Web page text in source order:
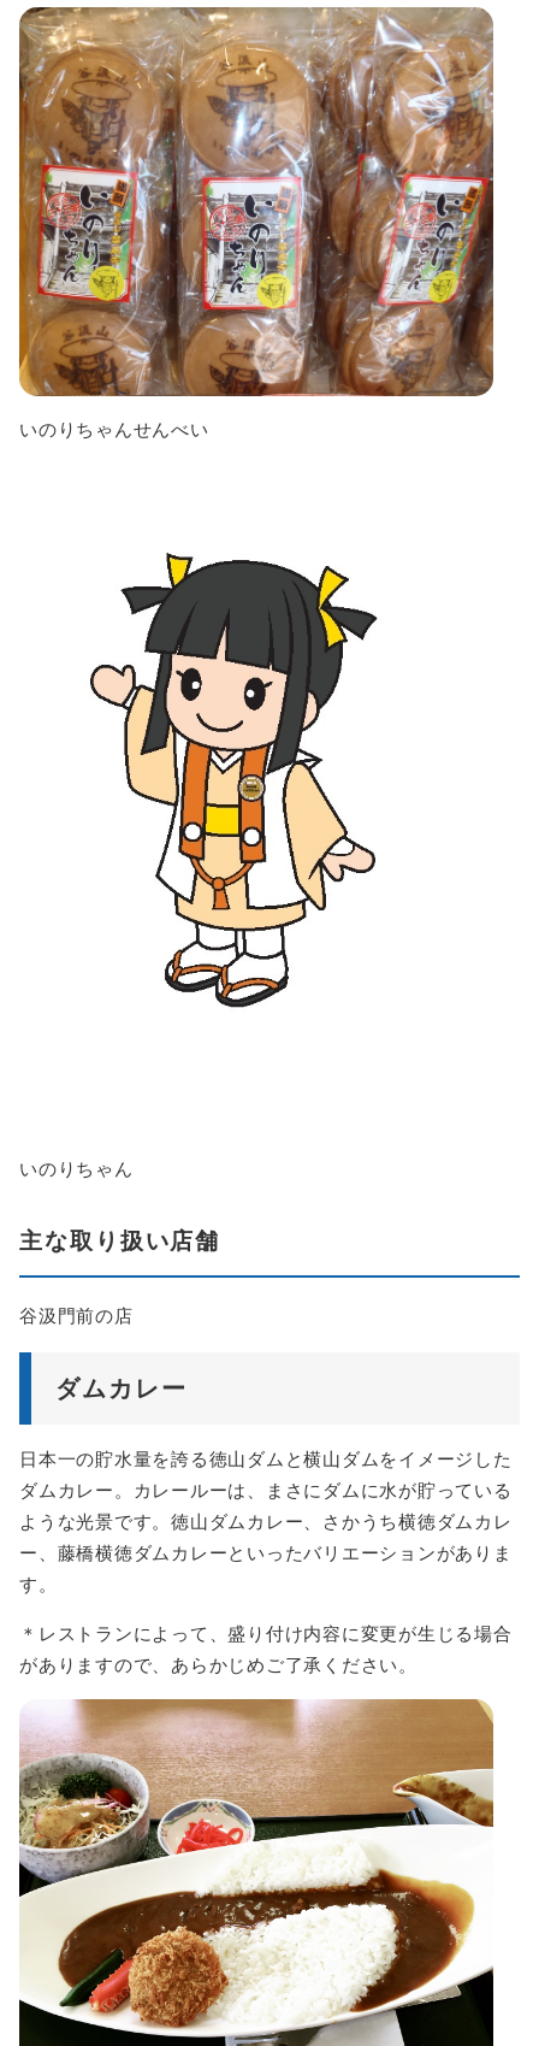
いのりちゃんせんべい
いのりちゃん
主な取り扱い店舗
谷汲門前の店
ダムカレー
日本一の貯水量を誇る徳山ダムと横山ダムをイメージした
ダムカレー。カレールーは、まさにダムに水が貯っている
ような光景です。徳山ダムカレー、さかうち横徳ダムカレ
ー、藤橋横徳ダムカレーといったバリエーションがありま
す。
＊レストランによって、盛り付け内容に変更が生じる場合
がありますので、あらかじめご了承ください。